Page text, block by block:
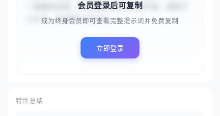
一线城市白领，关注健康生活与科技产品，活跃于
小红书、抖音等社交平台...
会员登录后可复制
成为终身会员即可查看完整提示词并免费复制
立即登录
特性总结